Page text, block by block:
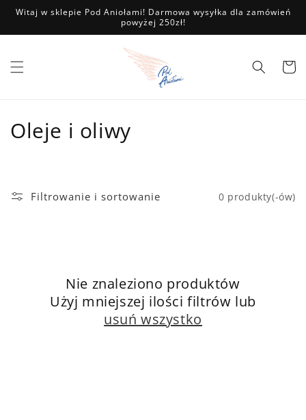
do
Witaj w sklepie Pod Aniołami! Darmowa wysyłka dla zamówień
powyżej 250zł!
Koszyk
K
e
Oleje i oliwy
Filtrowanie i sortowanie 0 produkty(-ów)
Nie znaleziono produktów
Użyj mniejszej ilości filtrów lub
usuń wszystko